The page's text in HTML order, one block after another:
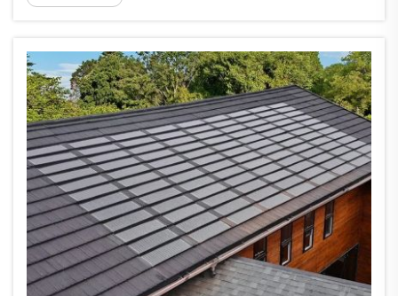
cực. Nhờ gạch lợp năng lượng mặt trời, bạn có thể
gạch này ...